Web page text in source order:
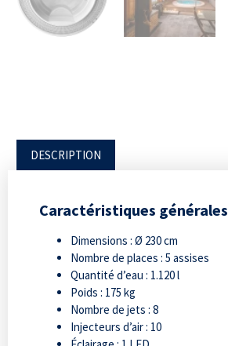
DESCRIPTION
Caractéristiques générales
Dimensions : Ø 230 cm
Nombre de places : 5 assises
Quantité d’eau : 1.120 l
Poids : 175 kg
Nombre de jets : 8
Injecteurs d’air : 10